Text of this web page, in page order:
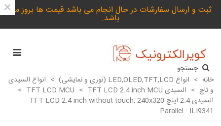
ثبت و ارسال سفارشات در حال انجام می باشد.قیمت ها بروز می
باشد.
×
جستجو
خانه > انواع LED,OLED,TFT,LCD (نوری و نمایشی) > انواع السیدی
و تاچ > السیدی TFT LCD MCU > TFT LCD 2.4 inch MCU
>
السیدی 2.4 اینچ TFT LCD 2.4 inch without touch, 240x320
Parallel - ILI9341